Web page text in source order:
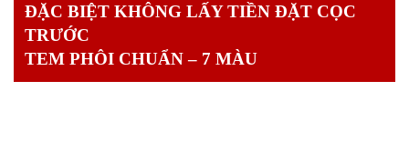
ĐẶC BIỆT KHÔNG LẤY TIỀN ĐẶT CỌC
TRƯỚC
TEM PHÔI CHUẨN – 7 MÀU